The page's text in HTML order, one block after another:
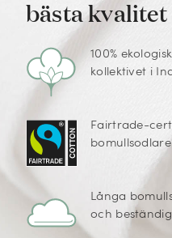
bästa kvalitet
100%
kollektivet i
Fairtrade-
Långa
och